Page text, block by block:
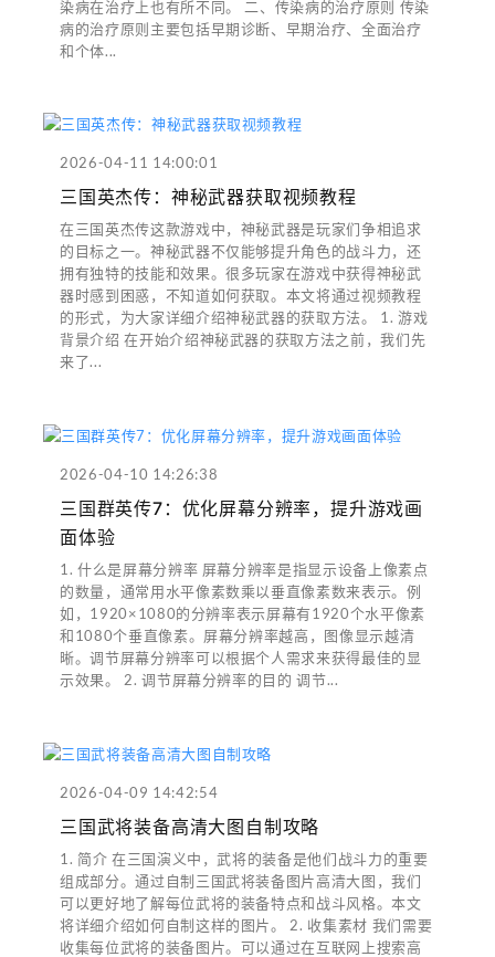
染病在治疗上也有所不同。 二、传染病的治疗原则 传染
病的治疗原则主要包括早期诊断、早期治疗、全面治疗
和个体...
2026-04-11 14:00:01
三国英杰传：神秘武器获取视频教程
在三国英杰传这款游戏中，神秘武器是玩家们争相追求
的目标之一。神秘武器不仅能够提升角色的战斗力，还
拥有独特的技能和效果。很多玩家在游戏中获得神秘武
器时感到困惑，不知道如何获取。本文将通过视频教程
的形式，为大家详细介绍神秘武器的获取方法。 1. 游戏
背景介绍 在开始介绍神秘武器的获取方法之前，我们先
来了...
2026-04-10 14:26:38
三国群英传7：优化屏幕分辨率，提升游戏画
面体验
1. 什么是屏幕分辨率 屏幕分辨率是指显示设备上像素点
的数量，通常用水平像素数乘以垂直像素数来表示。例
如，1920×1080的分辨率表示屏幕有1920个水平像素
和1080个垂直像素。屏幕分辨率越高，图像显示越清
晰。调节屏幕分辨率可以根据个人需求来获得最佳的显
示效果。 2. 调节屏幕分辨率的目的 调节...
2026-04-09 14:42:54
三国武将装备高清大图自制攻略
1. 简介 在三国演义中，武将的装备是他们战斗力的重要
组成部分。通过自制三国武将装备图片高清大图，我们
可以更好地了解每位武将的装备特点和战斗风格。本文
将详细介绍如何自制这样的图片。 2. 收集素材 我们需要
收集每位武将的装备图片。可以通过在互联网上搜索高